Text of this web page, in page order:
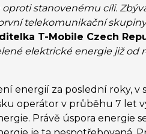
stanovenému cíli.
telekomunikační
T-Mobile Czech
elektrické energie již od
energií za poslední roky,
operátor v průběhu 7 let
Právě úspora energie